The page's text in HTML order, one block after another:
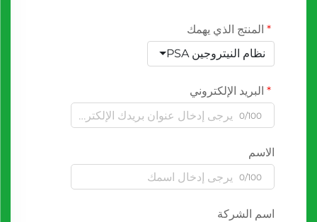
المنتج الذي يهمك
نظام النيتروجين PSA
البريد الإلكتروني
0/100
الاسم
0/100
اسم الشركة